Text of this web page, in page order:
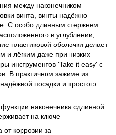
между наконечником
винта, винты надёжно
С особо длинным стержнем
в углублении,
пластиковой оболочки делает
и лёгким даже при низких
инструментов 'Take it easy' с
В практичном зажиме из
посадки и простого
наконечника сдлинной
на ключе
коррозии за